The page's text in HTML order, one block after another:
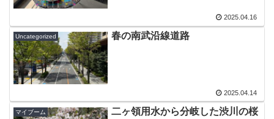
2025.04.16
Uncategorized 春の南武沿線道路
2025.04.14
マイブーム 二ヶ領用水から分岐した渋川の桜